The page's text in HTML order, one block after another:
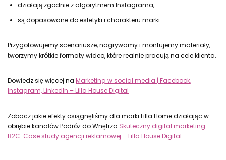
działają zgodnie z algorytmem Instagrama,
są dopasowane do estetyki i charakteru marki.
Przygotowujemy scenariusze, nagrywamy i montujemy materiały,
tworzymy krótkie formaty wideo, które realnie pracują na cele klienta.
Dowiedz się więcej na Marketing w social media | Facebook,
Instagram, LinkedIn – Lilla House Digital
Zobacz jakie efekty osiągnęliśmy dla marki Lilla Home działając w
obrębie kanałów Podróż do Wnętrza Skuteczny digital marketing
B2C. Case study agencji reklamowej – Lilla House Digital